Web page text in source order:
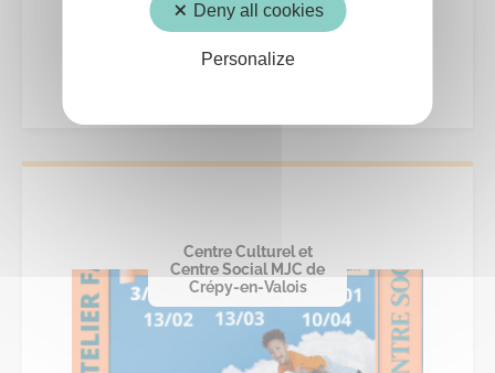
Family Training
Centre Culturel et
Centre Social MJC de
Crépy-en-Valois
Deny all cookies
Personalize